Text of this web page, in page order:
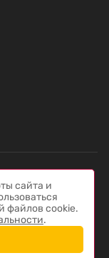
сайта и
файлов cookie.
.